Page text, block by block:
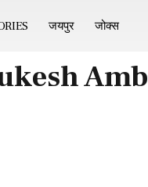
जयपुर जोक्स